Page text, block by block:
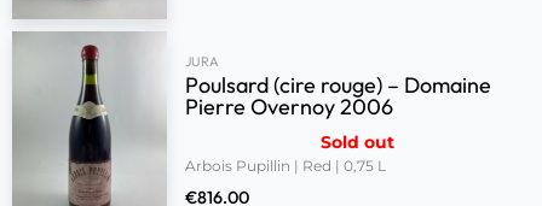
JURA
Poulsard (cire rouge) – Domaine
Pierre Overnoy 2006
Sold out
Arbois Pupillin | Red | 0,75 L
€816.00